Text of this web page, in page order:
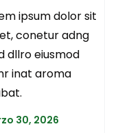
ipsum dolor sit
conetur adng
dllro eiusmod
inat aroma
30, 2026